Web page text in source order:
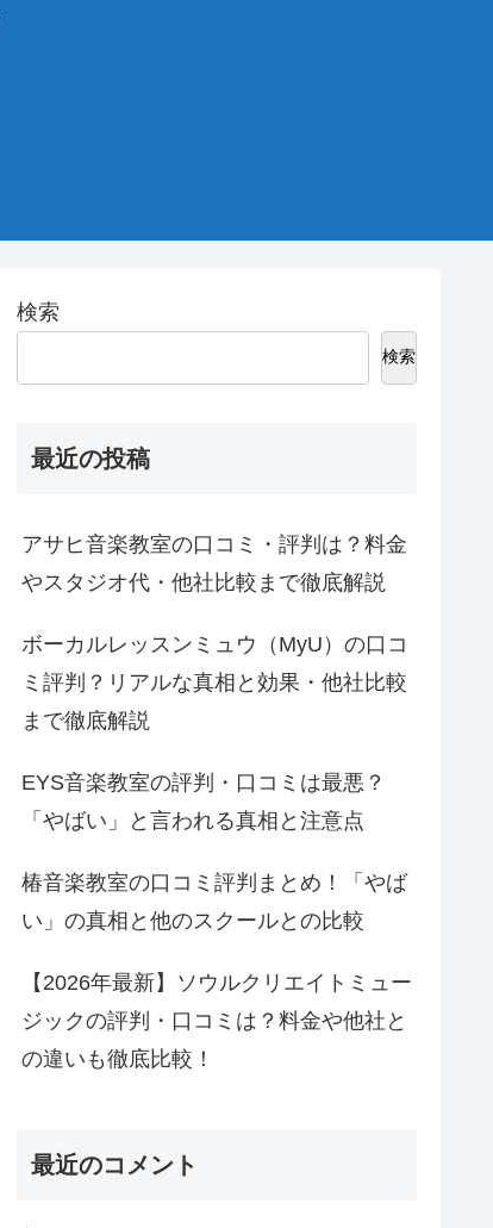
検索
検索
最近の投稿
アサヒ音楽教室の口コミ・評判は？料金
やスタジオ代・他社比較まで徹底解説
ボーカルレッスンミュウ（MyU）の口コ
ミ評判？リアルな真相と効果・他社比較
まで徹底解説
EYS音楽教室の評判・口コミは最悪？
「やばい」と言われる真相と注意点
椿音楽教室の口コミ評判まとめ！「やば
い」の真相と他のスクールとの比較
【2026年最新】ソウルクリエイトミュー
ジックの評判・口コミは？料金や他社と
の違いも徹底比較！
最近のコメント